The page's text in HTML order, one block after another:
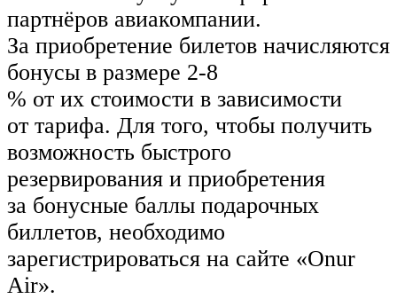
партнёров авиакомпании.
За приобретение билетов начисляются
бонусы в размере 2-8
% от их стоимости в зависимости
от тарифа. Для того, чтобы получить
возможность быстрого
резервирования и приобретения
за бонусные баллы подарочных
биллетов, необходимо
зарегистрироваться на сайте «Onur
Air».